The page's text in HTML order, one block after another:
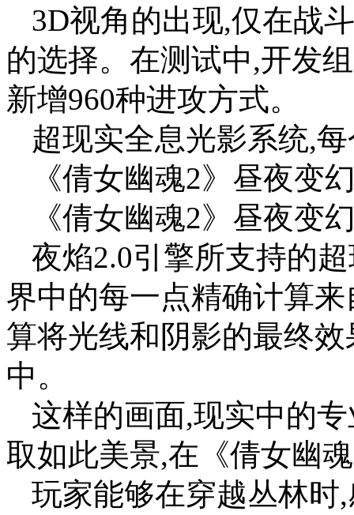
3D视角的出现,仅在战
的选择。在测试中,开发
新增960种进攻方式。
超现实全息光影系统,
《倩女幽魂2》昼夜
《倩女幽魂2》昼夜
夜焰2.0引擎所支持的
界中的每一点精确计算
算将光线和阴影的最终
中。
这样的画面,现实中的
取如此美景,在《倩女幽
玩家能够在穿越丛林时